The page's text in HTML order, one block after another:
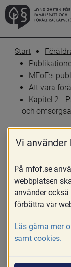
Start
MFoF:s
Att vara
Kapitel 2 -
och
Kapitel
och
och
Vi använder
På mfof.se
webbplatsen
använder
förbättra vår
Läs gärna mer
samt cookies.